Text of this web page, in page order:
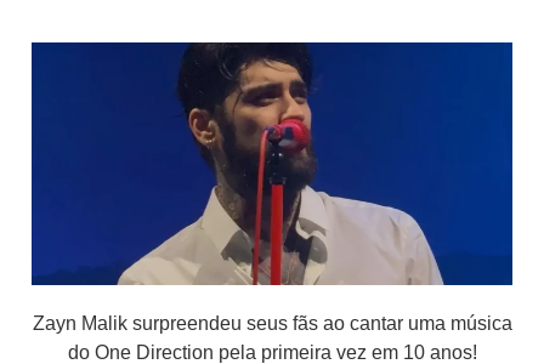
Zayn Malik surpreendeu seus fãs ao cantar uma música
do One Direction pela primeira vez em 10 anos!